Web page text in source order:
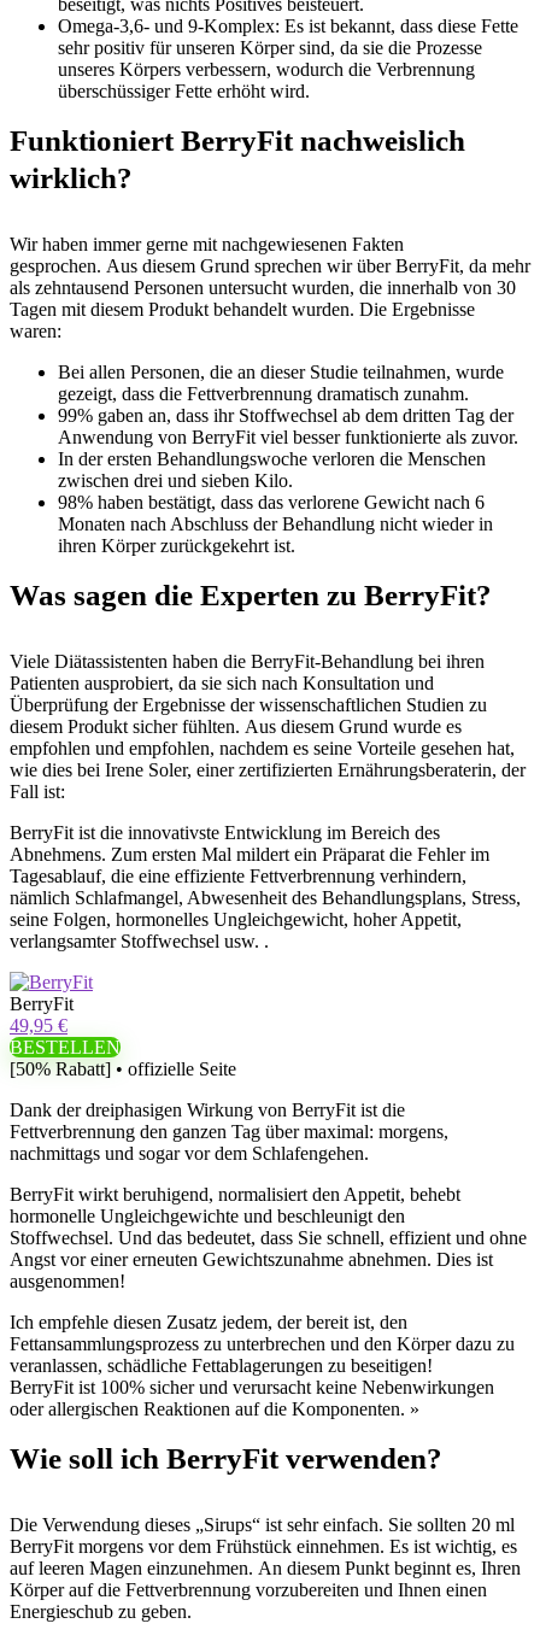
beseitigt, was nichts Positives beisteuert.
Omega-3,6- und 9-Komplex: Es ist bekannt, dass diese Fette
sehr positiv für unseren Körper sind, da sie die Prozesse
unseres Körpers verbessern, wodurch die Verbrennung
überschüssiger Fette erhöht wird.
Funktioniert BerryFit nachweislich
wirklich?
Wir haben immer gerne mit nachgewiesenen Fakten
gesprochen. Aus diesem Grund sprechen wir über BerryFit, da mehr
als zehntausend Personen untersucht wurden, die innerhalb von 30
Tagen mit diesem Produkt behandelt wurden. Die Ergebnisse
waren:
Bei allen Personen, die an dieser Studie teilnahmen, wurde
gezeigt, dass die Fettverbrennung dramatisch zunahm.
99% gaben an, dass ihr Stoffwechsel ab dem dritten Tag der
Anwendung von BerryFit viel besser funktionierte als zuvor.
In der ersten Behandlungswoche verloren die Menschen
zwischen drei und sieben Kilo.
98% haben bestätigt, dass das verlorene Gewicht nach 6
Monaten nach Abschluss der Behandlung nicht wieder in
ihren Körper zurückgekehrt ist.
Was sagen die Experten zu BerryFit?
Viele Diätassistenten haben die BerryFit-Behandlung bei ihren
Patienten ausprobiert, da sie sich nach Konsultation und
Überprüfung der Ergebnisse der wissenschaftlichen Studien zu
diesem Produkt sicher fühlten. Aus diesem Grund wurde es
empfohlen und empfohlen, nachdem es seine Vorteile gesehen hat,
wie dies bei Irene Soler, einer zertifizierten Ernährungsberaterin, der
Fall ist:
BerryFit ist die innovativste Entwicklung im Bereich des
Abnehmens. Zum ersten Mal mildert ein Präparat die Fehler im
Tagesablauf, die eine effiziente Fettverbrennung verhindern,
nämlich Schlafmangel, Abwesenheit des Behandlungsplans, Stress,
seine Folgen, hormonelles Ungleichgewicht, hoher Appetit,
verlangsamter Stoffwechsel usw. .
BerryFit
49,95 €
BESTELLEN
[50% Rabatt] • offizielle Seite
Dank der dreiphasigen Wirkung von BerryFit ist die
Fettverbrennung den ganzen Tag über maximal: morgens,
nachmittags und sogar vor dem Schlafengehen.
BerryFit wirkt beruhigend, normalisiert den Appetit, behebt
hormonelle Ungleichgewichte und beschleunigt den
Stoffwechsel. Und das bedeutet, dass Sie schnell, effizient und ohne
Angst vor einer erneuten Gewichtszunahme abnehmen. Dies ist
ausgenommen!
Ich empfehle diesen Zusatz jedem, der bereit ist, den
Fettansammlungsprozess zu unterbrechen und den Körper dazu zu
veranlassen, schädliche Fettablagerungen zu beseitigen!
BerryFit ist 100% sicher und verursacht keine Nebenwirkungen
oder allergischen Reaktionen auf die Komponenten. »
Wie soll ich BerryFit verwenden?
Die Verwendung dieses „Sirups“ ist sehr einfach. Sie sollten 20 ml
BerryFit morgens vor dem Frühstück einnehmen. Es ist wichtig, es
auf leeren Magen einzunehmen. An diesem Punkt beginnt es, Ihren
Körper auf die Fettverbrennung vorzubereiten und Ihnen einen
Energieschub zu geben.